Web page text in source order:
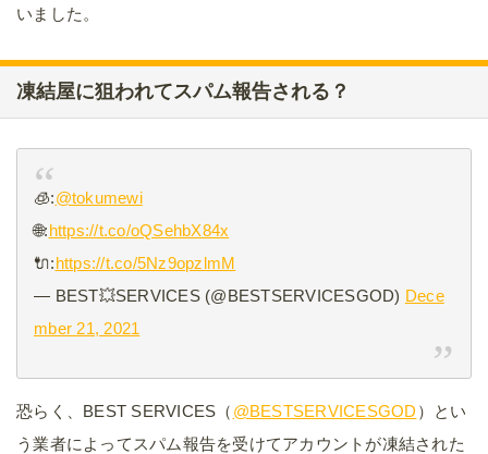
いました。
凍結屋に狙われてスパム報告される？
🧊:@tokumewi
🌐:https://t.co/oQSehbX84x
🔌:https://t.co/5Nz9opzlmM
— BEST💥SERVICES (@BESTSERVICESGOD) Dece
mber 21, 2021
恐らく、BEST SERVICES（ @BESTSERVICESGOD ）とい
う業者によってスパム報告を受けてアカウントが凍結された